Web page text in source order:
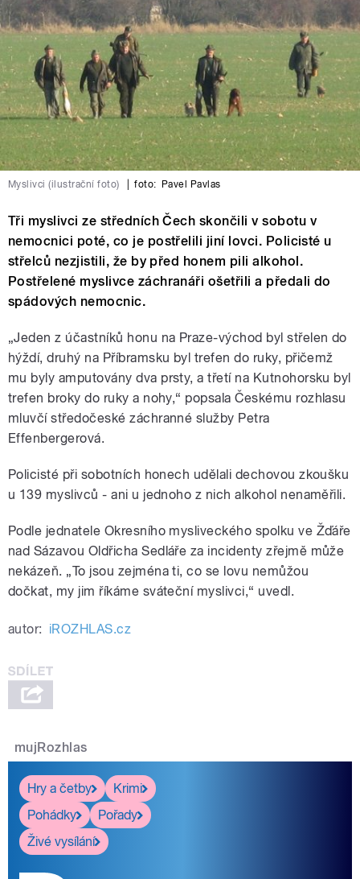
Myslivci (ilustrační foto) foto: Pavel Pavlas
Tři myslivci ze středních Čech skončili v sobotu v
nemocnici poté, co je postřelili jiní lovci. Policisté u
střelců nezjistili, že by před honem pili alkohol.
Postřelené myslivce záchranáři ošetřili a předali do
spádových nemocnic.
„Jeden z účastníků honu na Praze-východ byl střelen do
hýždí, druhý na Příbramsku byl trefen do ruky, přičemž
mu byly amputovány dva prsty, a třetí na Kutnohorsku byl
trefen broky do ruky a nohy,“ popsala Českému rozhlasu
mluvčí středočeské záchranné služby Petra
Effenbergerová.
Policisté při sobotních honech udělali dechovou zkoušku
u 139 myslivců - ani u jednoho z nich alkohol nenaměřili.
Podle jednatele Okresního mysliveckého spolku ve Žďáře
nad Sázavou Oldřicha Sedláře za incidenty zřejmě může
nekázeň. „To jsou zejména ti, co se lovu nemůžou
dočkat, my jim říkáme sváteční myslivci,“ uvedl.
autor: iROZHLAS.cz
mujRozhlas
Hry a četby
Krimi
Pohádky
Pořady
Živé vysílání